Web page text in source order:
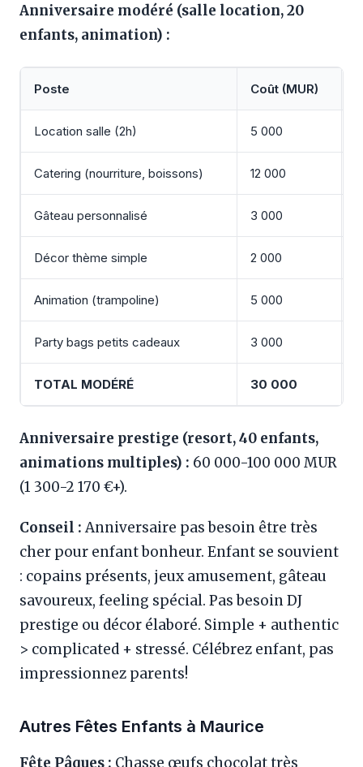
Anniversaire modéré (salle location, 20
enfants, animation) :
Poste Coût (MUR)
Location salle (2h) 5 000
Catering (nourriture, boissons) 12 000
Gâteau personnalisé 3 000
Décor thème simple 2 000
Animation (trampoline) 5 000
Party bags petits cadeaux 3 000
TOTAL MODÉRÉ 30 000
Anniversaire prestige (resort, 40 enfants,
animations multiples) : 60 000-100 000 MUR
(1 300-2 170 €+).
Conseil :Anniversaire pas besoin être très
cher pour enfant bonheur. Enfant se souvient
: copains présents, jeux amusement, gâteau
savoureux, feeling spécial. Pas besoin DJ
prestige ou décor élaboré. Simple + authentic
> complicated + stressé. Célébrez enfant, pas
impressionnez parents!
Autres Fêtes Enfants à Maurice
Fête Pâques : Chasse œufs chocolat très